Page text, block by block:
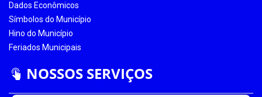
Dados Econômicos
Símbolos do Município
Hino do Município
Feriados Municipais
NOSSOS SERVIÇOS